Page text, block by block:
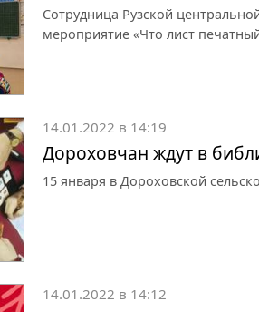
Сотрудница Рузской
мероприятие «Что лист
14.01.2022 в 14:19
Дороховчан ждут в
15 января в Дороховской
14.01.2022 в 14:12